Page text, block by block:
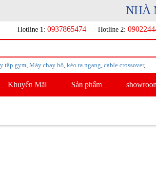
NHÀ
Hotline 1: 0937865474 Hotline 2:
tập gym, Máy chạy bộ, kéo tạ ngang, cable crossover, ...
Khuyến Mãi Sản phẩm
hảo cho phòng gym
dụng giúp phát triển và săn
trợ cải thiện sức mạnh tổng